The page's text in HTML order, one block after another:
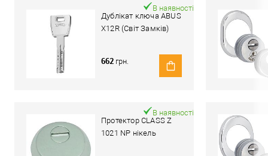
Дублікат ключа ABUS
X12R (Світ Замків)
В наявності
662 грн.
Протектор CLASS Z
1021 NP нікель
В наявності